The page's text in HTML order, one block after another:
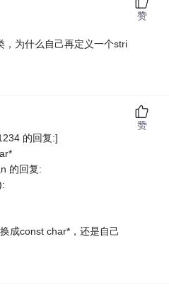
，为什么自己再定义一个stri
赞
的回复:]
的回复:
成const char*，还是自己
赞